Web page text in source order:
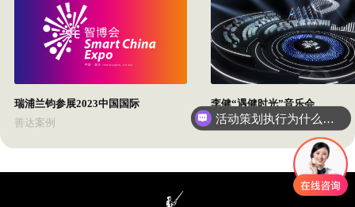
瑞浦兰钧参展2023中国国际
善达案例
李健“遇健时光”音乐会
善达案例